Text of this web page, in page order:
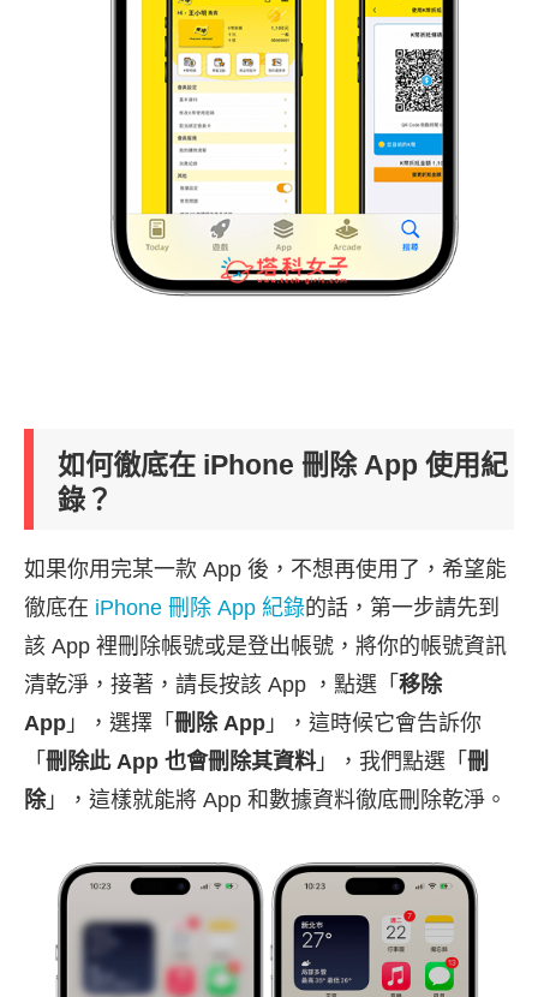
如何徹底在 iPhone 刪除 App 使用紀
錄？
如果你用完某一款 App 後，不想再使用了，希望能
徹底在 iPhone 刪除 App 紀錄的話，第一步請先到
該 App 裡刪除帳號或是登出帳號，將你的帳號資訊
清乾淨，接著，請長按該 App ，點選「 移除
App 」，選擇「 刪除 App 」，這時候它會告訴你
「 刪除此 App 也會刪除其資料」，我們點選「 刪
除」，這樣就能將 App 和數據資料徹底刪除乾淨。